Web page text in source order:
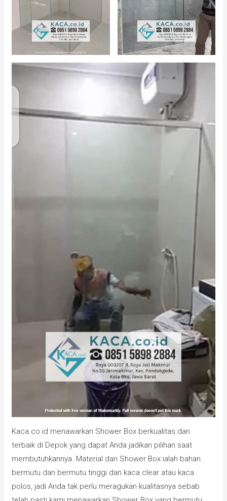
Kaca.co.id menawarkan Shower Box berkualitas dan
terbaik di Depok yang dapat Anda jadikan pilihan saat
membutuhkannya. Material dari Shower Box ialah bahan
bermutu dan bermutu tinggi dan kaca clear atau kaca
polos, jadi Anda tak perlu meragukan kualitasnya sebab